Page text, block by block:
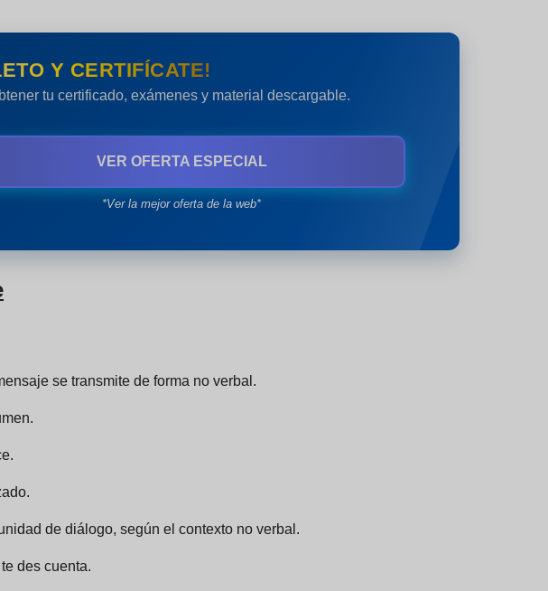
Y CERTIFÍCATE!
tu certificado, exámenes y material descargable.
VER OFERTA ESPECIAL
*Ver la mejor oferta de la web*
se transmite de forma no verbal.
de diálogo, según el contexto no verbal.
des cuenta.